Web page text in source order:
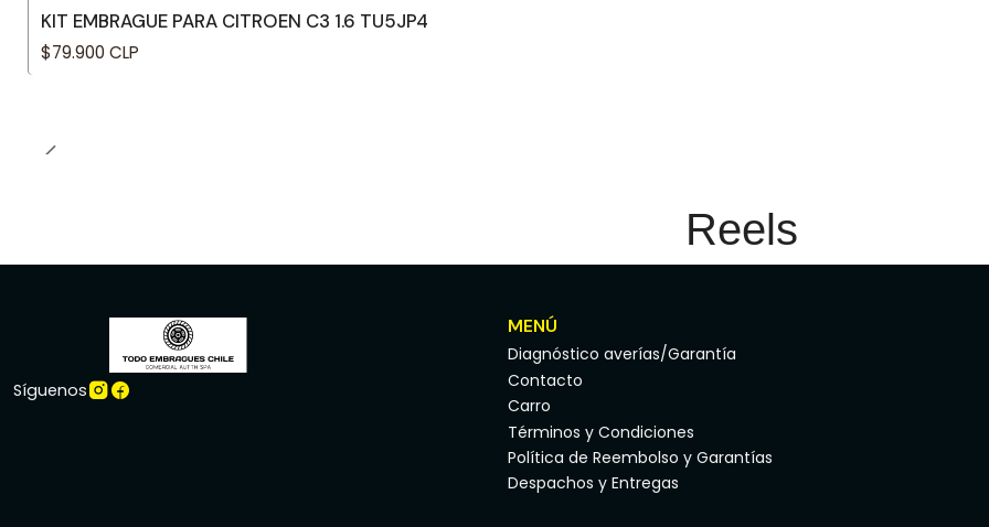
KIT EMBRAGUE PARA CITROEN C3 1.6 TU5JP4
$79.900 CLP
Reels
Síguenos
MENÚ
Diagnóstico averías/Garantía
Contacto
Carro
Términos y Condiciones
Política de Reembolso y Garantías
Despachos y Entregas